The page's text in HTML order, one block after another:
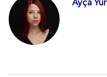
Ayça